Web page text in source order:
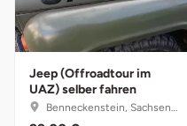
Jeep (Offroadtour im
UAZ) selber fahren
Benneckenstein, Sachsen-Anhalt
Landkreis Rostock
Landshut